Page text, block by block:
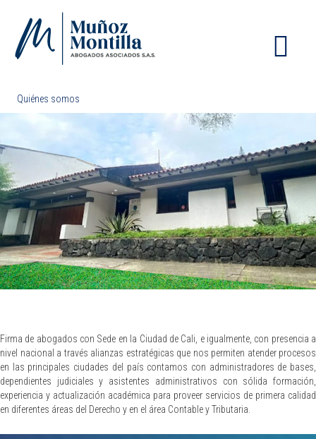
Quiénes somos
Firma de abogados con Sede en la Ciudad de Cali, e igualmente, con presencia a
nivel nacional a través alianzas estratégicas que nos permiten atender procesos
en las principales ciudades del país contamos con administradores de bases,
dependientes judiciales y asistentes administrativos con sólida formación,
experiencia y actualización académica para proveer servicios de primera calidad
en diferentes áreas del Derecho y en el área Contable y Tributaria.